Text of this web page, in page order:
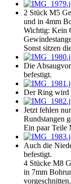
2 Stück M5
und in 4mm
Wichtig: Kein
Sonst sitzen
Die
befestigt.
Der Ring wird
Jetzt fehlen
Rundstangen
Ein paar Teile
Auch die
befestigt.
4 Stücke M8
in 7mm